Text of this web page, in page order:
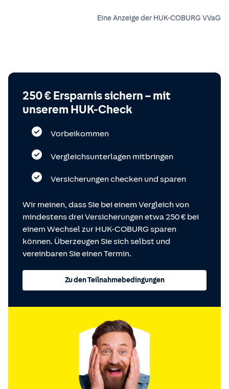
Eine Anzeige der HUK-COBURG VVaG
250 € Ersparnis sichern – mit
unserem HUK-Check
Vorbeikommen
Vergleichsunterlagen mitbringen
Versicherungen checken und sparen
Wir meinen, dass Sie bei einem Vergleich von
mindestens drei Versicherungen etwa 250 € bei
einem Wechsel zur HUK-COBURG sparen
können. Überzeugen Sie sich selbst und
vereinbaren Sie einen Termin.
Zu den Teilnahmebedingungen